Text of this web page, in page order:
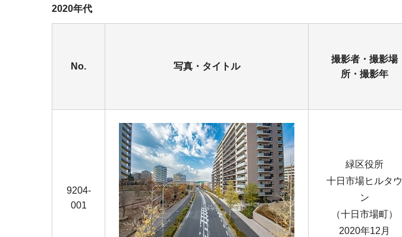
2020年代
No. 写真・タイトル
撮影者・撮影場
所・撮影年
9204-
001
緑区役所
十日市場ヒルタウ
ン
（十日市場町）
2020年12月